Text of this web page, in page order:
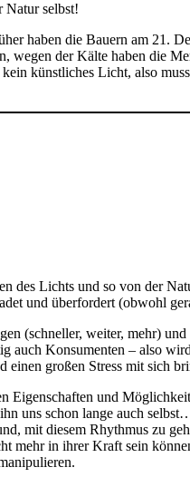
Natur selbst!
haben die Bauern am 21.
der Kälte haben die
künstliches Licht, also
Lichts und so von der
und überfordert (obwohl
(schneller, weiter, mehr)
Konsumenten – also
einen großen Stress mit sich
und
uns schon lange auch
mit diesem Rhythmus zu
mehr in ihrer Kraft sein